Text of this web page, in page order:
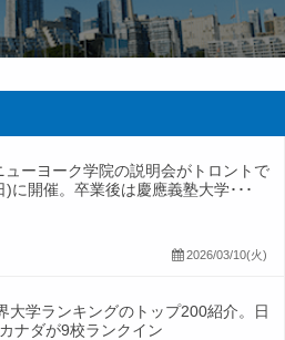
ューヨーク学院の説明会がトロントで
)に開催。卒業後は慶應義塾大学･･･
2026/03/10(火)
大学ランキングのトップ200紹介。日
ナダが9校ランクイン